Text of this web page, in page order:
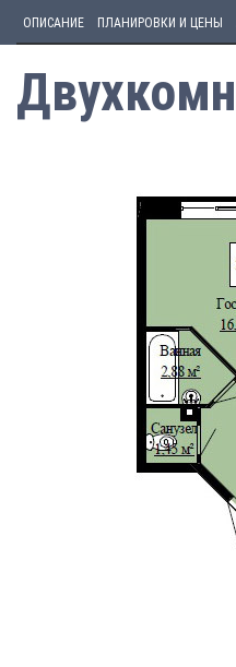
ОПИСАНИЕ ПЛАНИРОВКИ И ЦЕНЫ